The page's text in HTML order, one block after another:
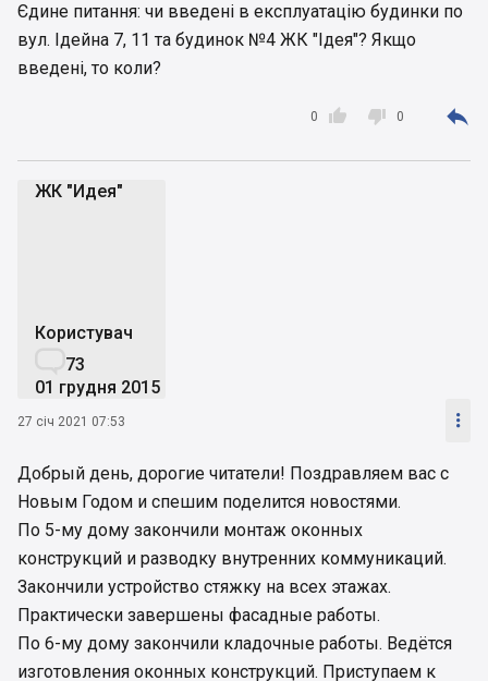
Єдине питання: чи введені в експлуатацію будинки по
вул. Ідейна 7, 11 та будинок №4 ЖК "Ідея"? Якщо
введені, то коли?

0  0 
ЖК "Идея"
Користувач
73
01 грудня 2015
27 січ 2021 07:53 
Добрый день, дорогие читатели! Поздравляем вас с
Новым Годом и спешим поделится новостями.
По 5-му дому закончили монтаж оконных
конструкций и разводку внутренних коммуникаций.
Закончили устройство стяжку на всех этажах.
Практически завершены фасадные работы.
По 6-му дому закончили кладочные работы. Ведётся
изготовления оконных конструкций. Приступаем к